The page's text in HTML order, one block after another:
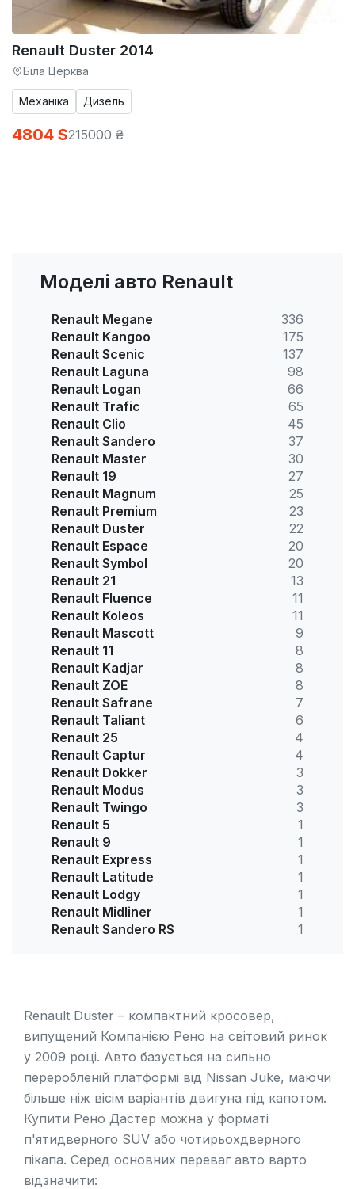
Renault Duster 2014
Біла Церква
Механіка Дизель
4804 $215000 ₴
Моделі авто Renault
Renault Megane
336
Renault Kangoo
175
Renault Scenic
137
Renault Laguna
98
Renault Logan
66
Renault Trafic
65
Renault Clio
45
Renault Sandero
37
Renault Master
30
Renault 19
27
Renault Magnum
25
Renault Premium
23
Renault Duster
22
Renault Espace
20
Renault Symbol
20
Renault 21
13
Renault Fluence
11
Renault Koleos
11
Renault Mascott
9
Renault 11
8
Renault Kadjar
8
Renault ZOE
8
Renault Safrane
7
Renault Taliant
6
Renault 25
4
Renault Captur
4
Renault Dokker
3
Renault Modus
3
Renault Twingo
3
Renault 5
1
Renault 9
1
Renault Express
1
Renault Latitude
1
Renault Lodgy
1
Renault Midliner
1
Renault Sandero RS
1
Renault Duster – компактний кросовер,
випущений Компанією Рено на світовий ринок
у 2009 році. Авто базується на сильно
переробленій платформі від Nissan Juke, маючи
більше ніж вісім варіантів двигуна під капотом.
Купити Рено Дастер можна у форматі
п'ятидверного SUV або чотирьохдверного
пікапа. Серед основних переваг авто варто
відзначити: